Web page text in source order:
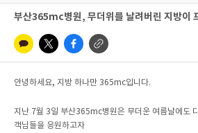
부산365mc병원, 무더위를 날려버린 지방이
안녕하세요, 지방 하나만 365mc입니다.
지난 7월 3일 부산365mc병원은 무더운 여름날에도
객님들을 응원하고자